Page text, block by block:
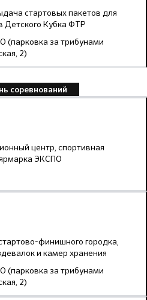
стартовых пакетов для
Детского Кубка ФТР
(парковка за трибунами
2)
соревнований
центр, спортивная
ЭКСПО
финишного городка,
и камер хранения
(парковка за трибунами
2)